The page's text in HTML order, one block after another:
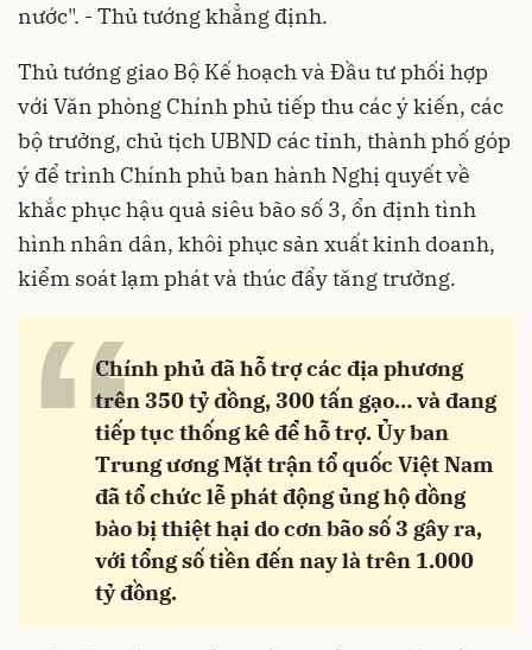
nước". - Thủ tướng khẳng định.
Thủ tướng giao Bộ Kế hoạch và Đầu tư phối hợp
với Văn phòng Chính phủ tiếp thu các ý kiến, các
bộ trưởng, chủ tịch UBND các tỉnh, thành phố góp
ý để trình Chính phủ ban hành Nghị quyết về
khắc phục hậu quả siêu bão số 3, ổn định tình
hình nhân dân, khôi phục sản xuất kinh doanh,
kiểm soát lạm phát và thúc đẩy tăng trưởng.
“Chính phủ đã hỗ trợ các địa phương
trên 350 tỷ đồng, 300 tấn gạo… và đang
tiếp tục thống kê để hỗ trợ. Ủy ban
Trung ương Mặt trận tổ quốc Việt Nam
đã tổ chức lễ phát động ủng hộ đồng
bào bị thiệt hại do cơn bão số 3 gây ra,
với tổng số tiền đến nay là trên 1.000
tỷ đồng.